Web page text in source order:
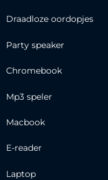
Draadloze oordopjes
Party speaker
Chromebook
Mp3 speler
Macbook
E-reader
Laptop